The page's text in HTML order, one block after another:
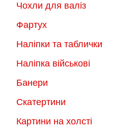
Чохли для валіз
Фартух
Наліпки та таблички
Наліпка військові
Банери
Скатертини
Картини на холсті